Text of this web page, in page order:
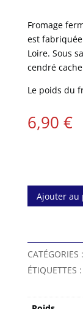
Fromage
est
Loire. Sous
cendré
Le poids du
6,90 €
Ajouter au
l
t
e
n
CATÉGORIES :
ÉTIQUETTES :